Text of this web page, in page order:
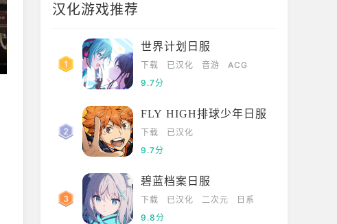
汉化游戏推荐
世界计划日服
下载 已汉化 音游
ACG
9.7分
FLY HIGH排球少年日服
下载
已汉化
9.7分
碧蓝档案日服
下载 已汉化 二次元
日系
9.8分